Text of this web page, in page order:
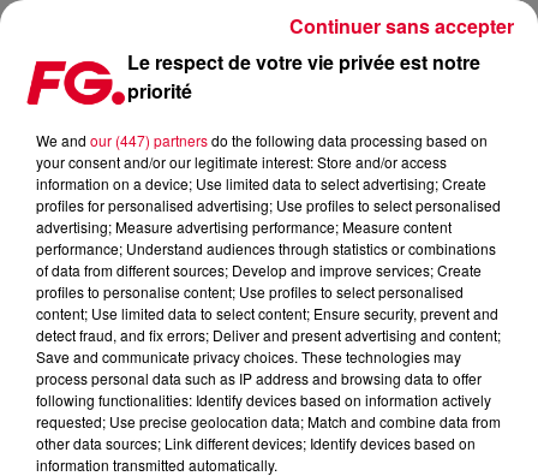
MAINSTAGE : GRYFFIN
Le respect de votre vie privée est notre
priorité
We and our (447) partnersdo the following data processing based on
your consent and/or our legitimate interest: Store and/or access
information on a device; Use limited data to select advertising; Create
profiles for personalised advertising; Use profiles to select personalised
advertising; Measure advertising performance; Measure content
performance; Understand audiences through statistics or combinations
of data from different sources; Develop and improve services; Create
profiles to personalise content; Use profiles to select personalised
content; Use limited data to select content; Ensure security, prevent and
detect fraud, and fix errors; Deliver and present advertising and content;
Save and communicate privacy choices. These technologies may
process personal data such as IP address and browsing data to offer
following functionalities: Identify devices based on information actively
requested; Use precise geolocation data; Match and combine data from
other data sources; Link different devices; Identify devices based on
information transmitted automatically.
Continuer sans accepter